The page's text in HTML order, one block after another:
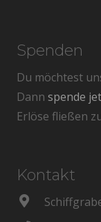
Spenden
Du möchtest
Dann spende
Erlöse fließen
Kontakt